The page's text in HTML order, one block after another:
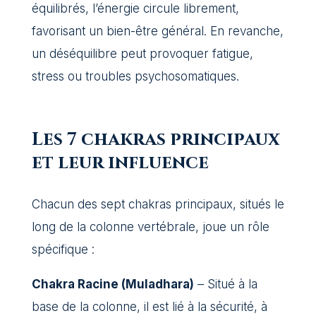
équilibrés, l’énergie circule librement,
favorisant un bien-être général. En revanche,
un déséquilibre peut provoquer fatigue,
stress ou troubles psychosomatiques.
Les 7 chakras principaux
et leur influence
Chacun des sept chakras principaux, situés le
long de la colonne vertébrale, joue un rôle
spécifique :
Chakra Racine (Muladhara) – Situé à la
base de la colonne, il est lié à la sécurité, à